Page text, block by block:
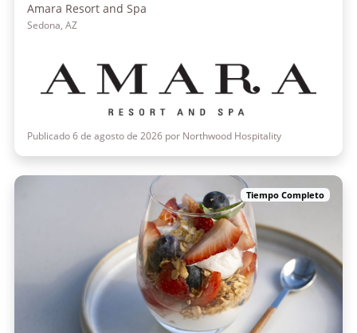
Amara Resort and Spa
Sedona, AZ
Publicado 6 de agosto de 2026 por Northwood Hospitality
Tiempo Completo